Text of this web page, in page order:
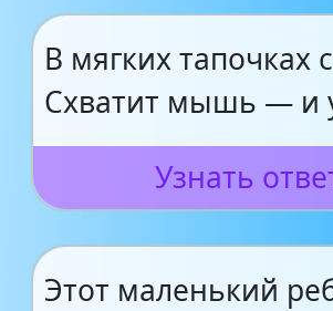
В мягких тапочках
Схватит мышь — и
Узнать
Этот маленький